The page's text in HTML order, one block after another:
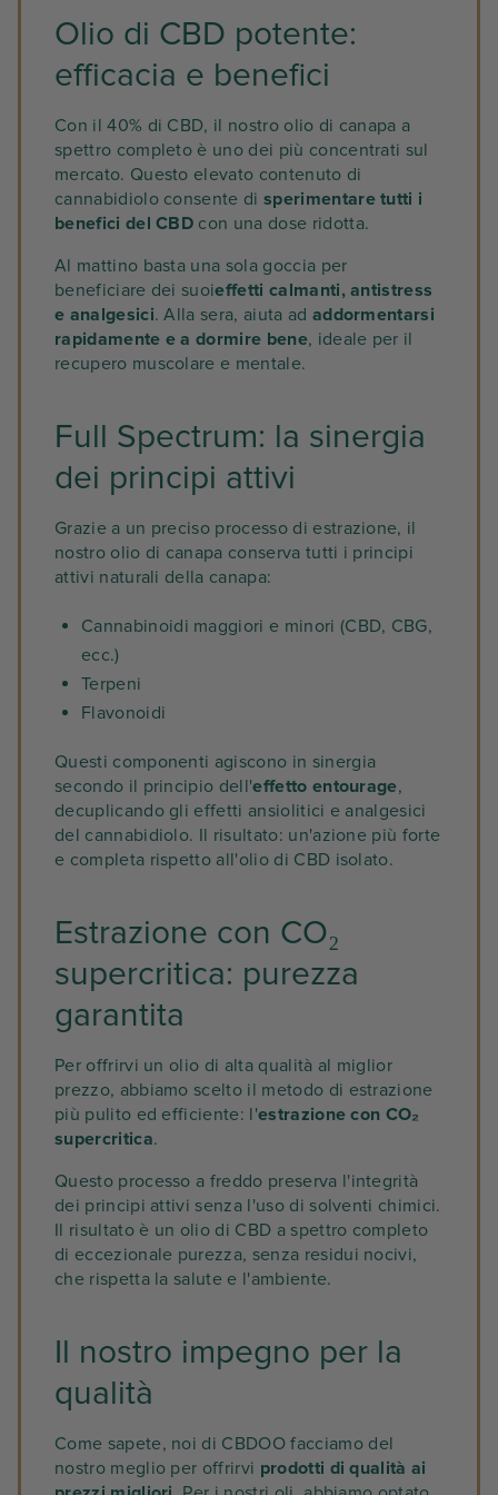
Olio di CBD potente:
efficacia e benefici
Con il 40% di CBD, il nostro olio di canapa a
spettro completo è uno dei più concentrati sul
mercato. Questo elevato contenuto di
cannabidiolo consente disperimentare tutti i
benefici del CBD con una dose ridotta.
Al mattino basta una sola goccia per
beneficiare dei suoieffetti calmanti, antistress
e analgesici. Alla sera, aiuta ad addormentarsi
rapidamente e a dormire bene, ideale per il
recupero muscolare e mentale.
Full Spectrum: la sinergia
dei principi attivi
Grazie a un preciso processo di estrazione, il
nostro olio di canapa conserva tutti i principi
attivi naturali della canapa:
Cannabinoidi maggiori e minori (CBD, CBG,
ecc.)
Terpeni
Flavonoidi
Questi componenti agiscono in sinergia
secondo il principio dell'effetto entourage,
decuplicando gli effetti ansiolitici e analgesici
del cannabidiolo. Il risultato: un'azione più forte
e completa rispetto all'olio di CBD isolato.
Estrazione con CO₂
supercritica: purezza
garantita
Per offrirvi un olio di alta qualità al miglior
prezzo, abbiamo scelto il metodo di estrazione
più pulito ed efficiente: l'estrazione con CO₂
supercritica.
Questo processo a freddo preserva l'integrità
dei principi attivi senza l'uso di solventi chimici.
Il risultato è un olio di CBD a spettro completo
di eccezionale purezza, senza residui nocivi,
che rispetta la salute e l'ambiente.
Il nostro impegno per la
qualità
Come sapete, noi di CBDOO facciamo del
nostro meglio per offrirvi prodotti di qualità ai